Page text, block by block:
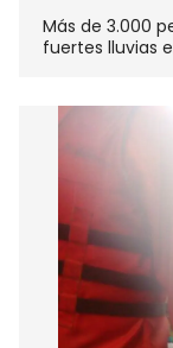
Más de 3.000
fuertes lluvias